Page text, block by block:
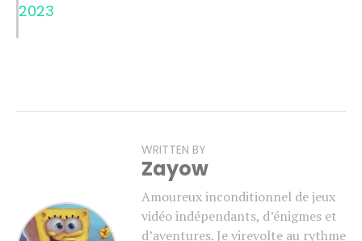
2023
WRITTEN BY
Zayow
Amoureux inconditionnel de jeux
vidéo indépendants, d’énigmes et
d’aventures. Je virevolte au rythme